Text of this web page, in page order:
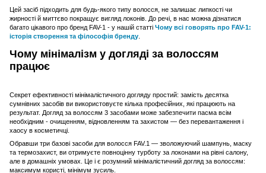
Цей засіб підходить для будь-якого типу волосся, не залишає липкості чи
жирності й миттєво покращує вигляд локонів. До речі, в нас можна дізнатися
багато цікавого про бренд FAV-1 - у нашій статті Чому всі говорять про FAV-1:
історія створення та філософія бренду
Чому мінімалізм у догляді за волоссям
працює
Секрет ефективності мінімалістичного догляду простий: замість десятка
сумнівних засобів ви використовуєте кілька професійних, які працюють на
результат. Догляд за волоссям 3 засобами може забезпечити пасма всім
необхідним - очищенням, відновленням та захистом — без перевантаження і
хаосу в косметичці.
Обравши три базові засоби для волосся FAV.1 — зволожуючий шампунь, маску
та термозахист, ви отримуєте повноцінну турботу за локонами на рівні салону,
але в домашніх умовах. Це і є розумний мінімалістичний догляд за волоссям:
максимум користі, мінімум зусиль.